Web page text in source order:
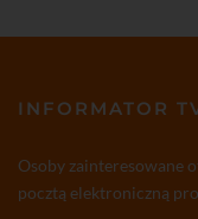
INFORMATOR
Osoby zainteresowane
pocztą elektroniczną